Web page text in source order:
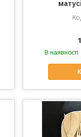
В наявності